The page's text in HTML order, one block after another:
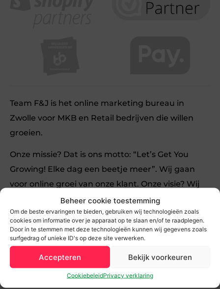
Beheer cookie toestemming
Om de beste ervaringen te bieden, gebruiken wij technologieën zoals
cookies om informatie over je apparaat op te slaan en/of te raadplegen.
Door in te stemmen met deze technologieën kunnen wij gegevens zoals
surfgedrag of unieke ID's op deze site verwerken.
Accepteren Bekijk voorkeuren
CookiebeleidPrivacy verklaring
Team F&J is het online marketing bureau in
Zwolle voor MKB en Retail bedrijven die willen
groeien.
Onze missie? Dat is ons motto: “Let’s Get You
Growing! Elke dag een beetje meer”. Wij gaan
voor online groei van onze klant. Onze visie? Wij
geloven dat elke MKB of Retail ondernemer veel
meer uit online kan halen.
Onze Perfecte Klant? Bedrijven met groeiambitie.
Ondernemers die aan alles voelen dat er meer uit
online te halen is. Én, die zin hebben om online te
knallen. Ons Team F&J helpt bij het vervullen van